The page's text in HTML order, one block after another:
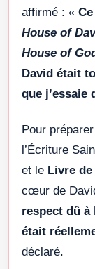
affirmé : «
House of
House of
David était
que j’essaie
Pour
l’Écriture
et le Livre de
cœur de
respect dû à
était
déclaré.